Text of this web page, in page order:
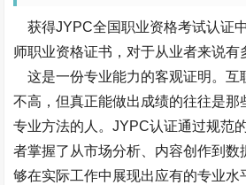
获得JYPC全国职业资格考试认证
师职业资格证书，对于从业者来说有
这是一份专业能力的客观证明。互
不高，但真正能做出成绩的往往是那
专业方法的人。JYPC认证通过规范
者掌握了从市场分析、内容创作到数
够在实际工作中展现出应有的专业水